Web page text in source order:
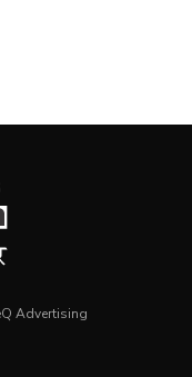
Advertising